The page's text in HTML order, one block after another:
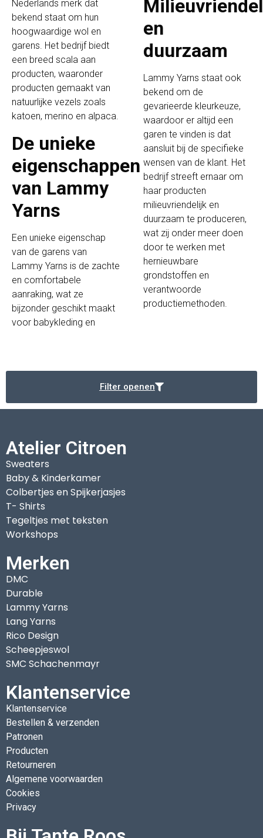
Nederlands merk dat
bekend staat om hun
hoogwaardige wol en
garens. Het bedrijf biedt
een breed scala aan
producten, waaronder
producten gemaakt van
natuurlijke vezels zoals
katoen, merino en alpaca.
De unieke
eigenschappen
van Lammy
Yarns
Een unieke eigenschap
van de garens van
Lammy Yarns is de zachte
en comfortabele
aanraking, wat ze
bijzonder geschikt maakt
voor babykleding en
en
duurzaam
Lammy Yarns staat ook
bekend om de
gevarieerde kleurkeuze,
waardoor er altijd een
garen te vinden is dat
aansluit bij de specifieke
wensen van de klant. Het
bedrijf streeft ernaar om
haar producten
milieuvriendelijk en
duurzaam te produceren,
wat zij onder meer doen
door te werken met
hernieuwbare
grondstoffen en
verantwoorde
productiemethoden.
Filter openen
Atelier Citroen
Sweaters
Baby & Kinderkamer
Colbertjes en Spijkerjasjes
T- Shirts
Tegeltjes met teksten
Workshops
Merken
DMC
Durable
Lammy Yarns
Lang Yarns
Rico Design
Scheepjeswol
SMC Schachenmayr
Klantenservice
Klantenservice
Bestellen & verzenden
Patronen
Producten
Retourneren
Algemene voorwaarden
Cookies
Privacy